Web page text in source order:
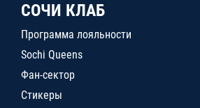
СОЧИ КЛАБ
Программа лояльности
Sochi Queens
Фан-сектор
Стикеры